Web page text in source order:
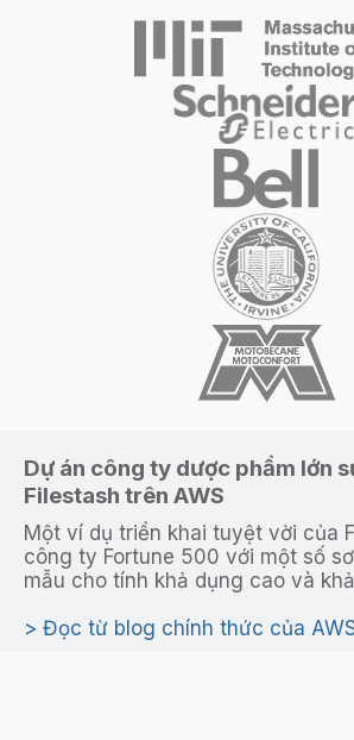
Dự án công ty dược phẩm lớn
Filestash trên AWS
Một ví dụ triển khai tuyệt vời của
công ty Fortune 500 với một số
mẫu cho tính khả dụng cao và
Đọc từ blog chính thức của